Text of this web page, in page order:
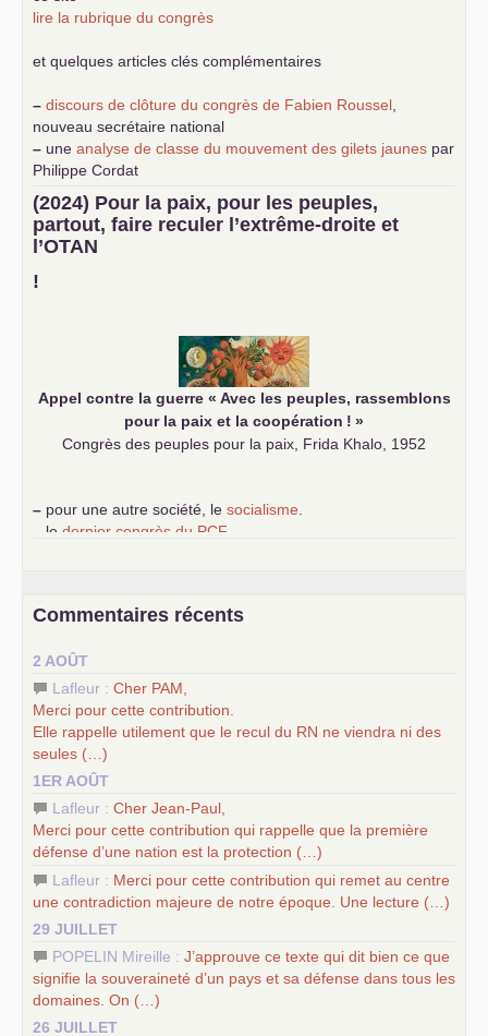
lire la rubrique du congrès
et quelques articles clés complémentaires
– discours de clôture du congrès de Fabien Roussel
nouveau secrétaire national
– une analyse de classe du mouvement des gilets jaunes par
Philippe Cordat
–
un texte de Jean-Claude Delaunay
le marxisme est la
science sociale de notre temps
–un appel proposé aux partis communistes et ouvrier
d’Europe
–
(2024) Pour la paix, pour les peuples,
partout, faire reculer l’extrême-droite et
l’OTAN
!
Appel contre la guerre « Avec les peuples, rassemblons
pour la paix et la coopération ! »
Congrès des peuples pour la paix, Frida Khalo, 1952
– pour une autre société, le socialisme
le dernier congrès du PCF
science sociale de notre temps
d’Europe
–lescinq chantiers pour contribuer au débat sur le projet
communiste
Commentaires récents
2 AOÛT
Lafleur : Cher PAM
Merci pour cette contribution.
Elle rappelle utilement que le recul du RN ne viendra ni des
seules (…)
1ER AOÛT
Lafleur : Cher Jean-Paul,
Merci pour cette contribution qui rappelle que la première
défense d’une nation est la protection (…)
Lafleur : Merci pour cette contribution qui remet au centre
une contradiction majeure de notre époque. Une lecture (…)
29 JUILLET
POPELIN Mireille : J’approuve ce texte qui dit bien ce que
signifie la souveraineté d’un pays et sa défense dans tous les
domaines. On (…)
26 JUILLET